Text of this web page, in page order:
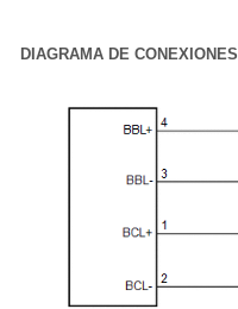
DIAGRAMA DE CONEXIONES